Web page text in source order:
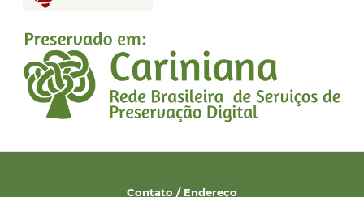
Contato / Endereço